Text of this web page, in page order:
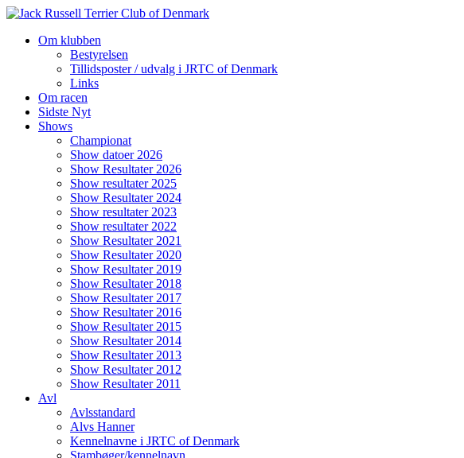
Videre
indholdOm klubben
Bestyrelsen
Tillidsposter / udvalg i JRTC of Denmark
Links
Om racen
Sidste Nyt
Shows
Championat
Show datoer 2026
Show Resultater 2026
Show resultater 2025
Show Resultater 2024
Show resultater 2023
Show resultater 2022
Show Resultater 2021
Show Resultater 2020
Show Resultater 2019
Show Resultater 2018
Show Resultater 2017
Show Resultater 2016
Show Resultater 2015
Show Resultater 2014
Show Resultater 2013
Show Resultater 2012
Show Resultater 2011
Avl
Avlsstandard
Alvs Hanner
Kennelnavne i JRTC of Denmark
Stambøger/kennelnavn